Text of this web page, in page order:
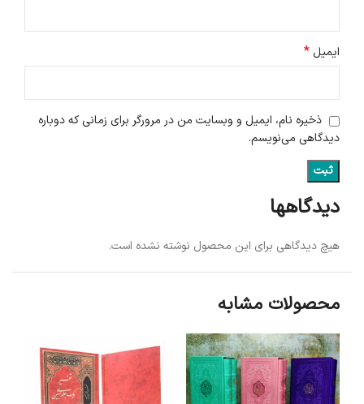
دیدگاهها
هیچ دیدگاهی برای این محصول نوشته نشده است.
ایمیل*
ذخیره نام، ایمیل و وبسایت من در مرورگر برای زمانی که دوباره
دیدگاهی می‌نویسم.
محصولات مشابه